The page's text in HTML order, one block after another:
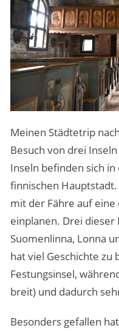
Meinen Städtetrip
Besuch von drei
Inseln befinden sich
finnischen
mit der Fähre auf
einplanen. Drei dieser
Suomenlinna, Lonna
hat viel Geschichte zu
Festungsinsel,
breit) und dadurch
Besonders gefallen